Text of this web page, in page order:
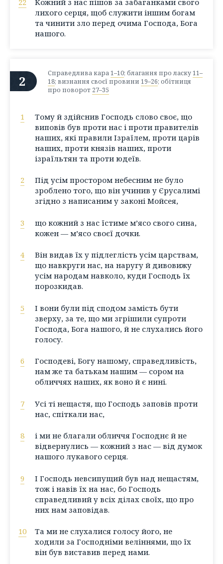
22
Кожний з нас пішов за забаганками свого
лихого серця, щоб служити іншим богам
та чинити зло перед очима Господа, Бога
нашого.
2 Справедлива кара1–10; благання про ласку11–
18; визнання своєї провини 19–26; обітниця
про поворот 27–35
1
Тому й здійснив Господь слово своє, що
виповів був проти нас і проти правителів
наших, які правили Ізраїлем, проти царів
наших, проти князів наших, проти
ізраїльтян та проти юдеїв.
2
Під усім простором небесним не було
зроблено того, що він учинив у Єрусалимі
згідно з написаним у законі Мойсея,
3
що кожний з нас їстиме м’ясо свого сина,
кожен — м’ясо своєї дочки.
4
Він видав їх у підлеглість усім царствам,
що навкруги нас, на наругу й дивовижу
усім народам навколо, куди Господь їх
порозкидав.
5
І вони були під сподом замість бути
зверху, за те, що ми згрішили супроти
Господа, Бога нашого, й не слухались його
голосу.
6
Господеві, Богу нашому, справедливість,
нам же та батькам нашим — сором на
обличчях наших, як воно й є нині.
7
Усі ті нещастя, що Господь заповів проти
нас, спіткали нас,
8
і ми не благали обличчя Господнє й не
відвернулись — кожний з нас — від думок
нашого лукавого серця.
9
І Господь невсипущий був над нещастям,
тож і навів їх на нас, бо Господь
справедливий у всіх ділах своїх, що про
них нам заповідав.
10
Та ми не слухалися голосу його, не
ходили за Господніми веліннями, що їх
він був виставив перед нами.